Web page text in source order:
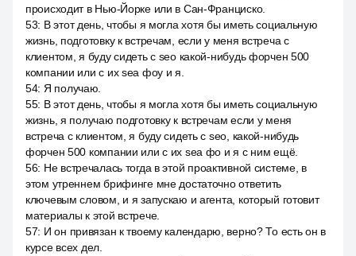
происходит в Нью-Йорке или в Сан-Франциско.
53: В этот день, чтобы я могла хотя бы иметь социальную
жизнь, подготовку к встречам, если у меня встреча с
клиентом, я буду сидеть с seo какой-нибудь форчен 500
компании или с их sea фоу и я.
54: Я получаю.
55: В этот день, чтобы я могла хотя бы иметь социальную
жизнь, я получаю подготовку к встречам если у меня
встреча с клиентом, я буду сидеть с seo, какой-нибудь
форчен 500 компании или с их sea фо и я с ним ещё.
56: Не встречалась тогда в этой проактивной системе, в
этом утреннем брифинге мне достаточно ответить
ключевым словом, и я запускаю и агента, который готовит
материалы к этой встрече.
57: И он привязан к твоему календарю, верно? То есть он в
курсе всех дел.